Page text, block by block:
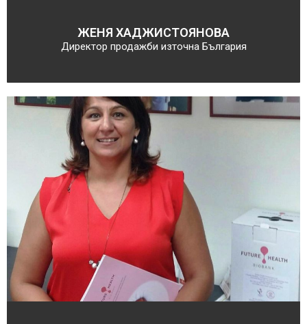
ЖЕНЯ ХАДЖИСТОЯНОВА
Директор продажби източна България